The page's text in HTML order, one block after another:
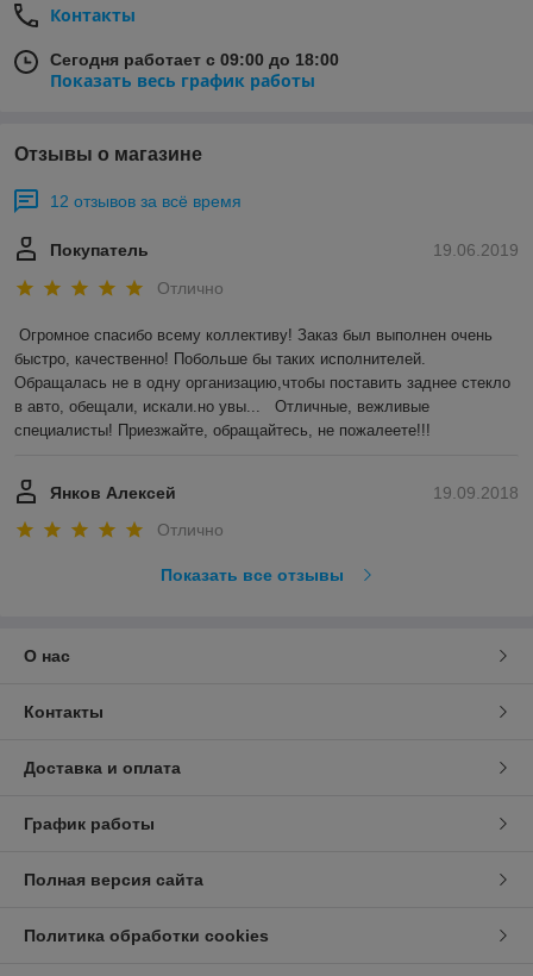
Контакты
Сегодня работает с 09:00 до 18:00
Показать весь график работы
Отзывы о магазине
12 отзывов за всё время
19.06.2019
Покупатель
Отлично
Огромное спасибо всему коллективу! Заказ был выполнен очень
быстро, качественно! Побольше бы таких исполнителей.
Обращалась не в одну организацию,чтобы поставить заднее стекло
в авто, обещали, искали.но увы...   Отличные, вежливые
специалисты! Приезжайте, обращайтесь, не пожалеете!!!
19.09.2018
Янков Алексей
Отлично
Показать все отзывы
О нас
Контакты
Доставка и оплата
График работы
Полная версия сайта
Политика обработки cookies